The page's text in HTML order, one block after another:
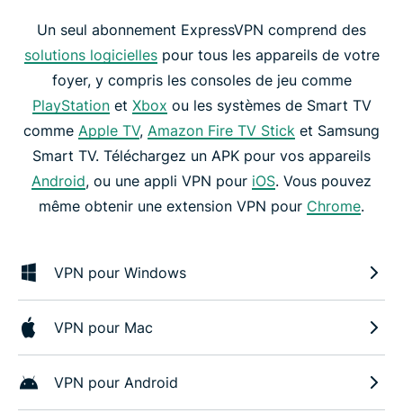
Un seul abonnement ExpressVPN comprend des
solutions logiciellespour tous les appareils de votre
foyer, y compris les consoles de jeu comme
PlayStationet Xbox ou les systèmes de Smart TV
comme Apple TV, Amazon Fire TV Stick et Samsung
Smart TV. Téléchargez un APK pour vos appareils
Android, ou une appli VPN pour iOS. Vous pouvez
même obtenir une extension VPN pour Chrome.
VPN pour Windows
VPN pour Mac
VPN pour Android